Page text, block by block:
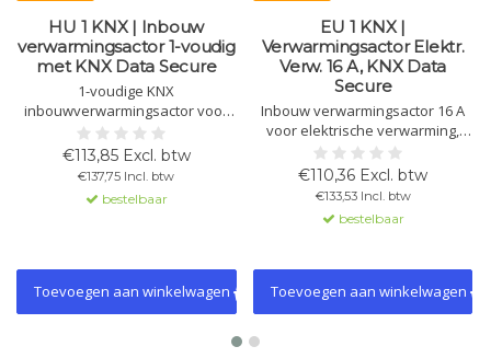
HU 1 KNX | Inbouw
verwarmingsactor 1-voudig
met KNX Data Secure
1-voudige KNX
inbouwverwarmingsactor voor
geruisloze 230 V AC
thermomotoren, max. 1 A. Ook te
gebruiken als
Data Secure.
€113,85 Excl. btw
€137,75 Incl. btw
bestelbaar
Toevoegen aan winkelwagen
EU 1 KNX |
Verwarmingsactor Elektr.
Verw. 16 A, KNX Data
Secure
Inbouw verwarmingsactor 16 A
voor elektrische verwarming,
met KNX TP en Data Secure.
Compact ontwerp, geïntegreerde
thermostaat, 2 binaire ingangen
€110,36 Excl. btw
€133,53 Incl. btw
bestelbaar
Toevoegen aan winkelwagen